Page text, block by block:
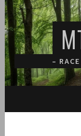
Spring
naar
inhoud
–